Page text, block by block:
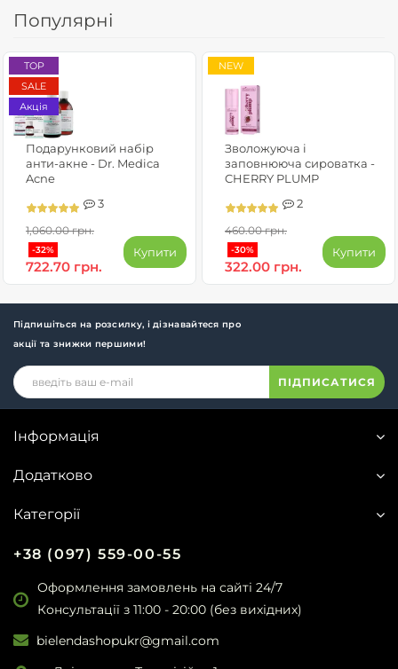
Популярні
TOP
SALE
Акція
Подарунковий набір
анти-акне - Dr. Medica
Acne
3
1,060.00 грн.
-32%
722.70 грн.
Купити
NEW
Зволожуюча і
заповнююча сироватка -
CHERRY PLUMP
2
460.00 грн.
-30%
322.00 грн.
Купити
Підпишіться на розсилку, і дізнавайтеся про
акції та знижки першими!
ПІДПИСАТИСЯ
Інформація
Додатково
Категорії
+38 (097) 559-00-55
Оформлення замовлень на сайті 24/7
Консультації з 11:00 - 20:00 (без вихідних)
bielendashopukr@gmail.com